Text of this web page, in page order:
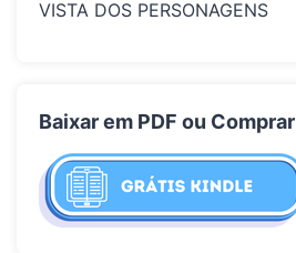
VISTA DOS PERSONAGENS
Baixar em PDF ou Comprar